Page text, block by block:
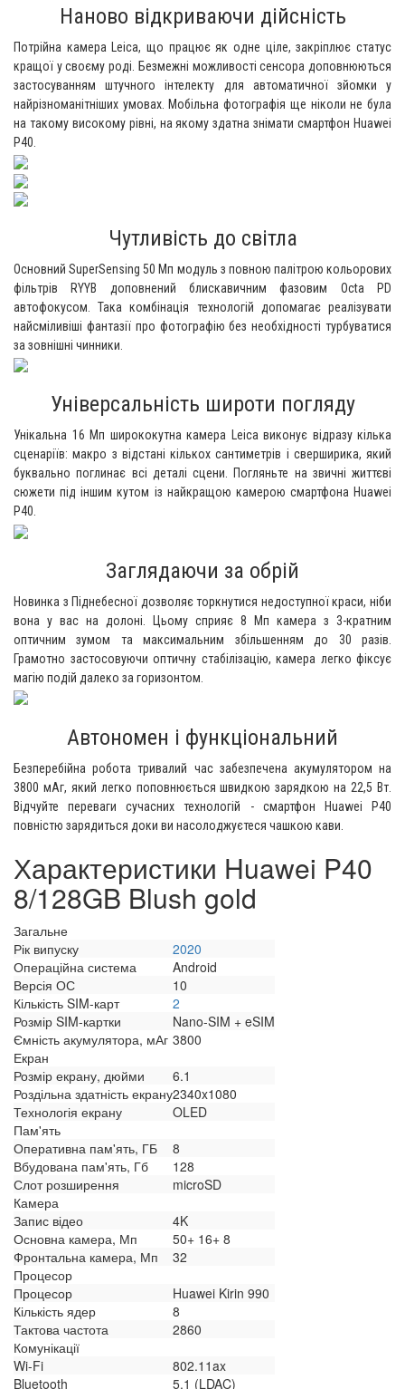
Наново відкриваючи дійсність
Потрійна камера Leica, що працює як одне ціле, закріплює статус
кращої у своєму роді. Безмежні можливості сенсора доповнюються
застосуванням штучного інтелекту для автоматичної зйомки у
найрізноманітніших умовах. Мобільна фотографія ще ніколи не була
на такому високому рівні, на якому здатна знімати смартфон Huawei
P40.
Чутливість до світла
Основний SuperSensing 50 Мп модуль з повною палітрою кольорових
фільтрів RYYB доповнений блискавичним фазовим Octa PD
автофокусом. Така комбінація технологій допомагає реалізувати
найсміливіші фантазії про фотографію без необхідності турбуватися
за зовнішні чинники.
Універсальність широти погляду
Унікальна 16 Мп ширококутна камера Leica виконує відразу кілька
сценаріїв: макро з відстані кількох сантиметрів і сверширика, який
буквально поглинає всі деталі сцени. Погляньте на звичні життєві
сюжети під іншим кутом із найкращою камерою смартфона Huawei
P40.
Заглядаючи за обрій
Новинка з Піднебесної дозволяє торкнутися недоступної краси, ніби
вона у вас на долоні. Цьому сприяє 8 Мп камера з 3-кратним
оптичним зумом та максимальним збільшенням до 30 разів.
Грамотно застосовуючи оптичну стабілізацію, камера легко фіксує
магію подій далеко за горизонтом.
Автономен і функціональний
Безперебійна робота тривалий час забезпечена акумулятором на
3800 мАг, який легко поповнюється швидкою зарядкою на 22,5 Вт.
Відчуйте переваги сучасних технологій - смартфон Huawei P40
повністю зарядиться доки ви насолоджуєтеся чашкою кави.
Характеристики Huawei P40
8/128GB Blush gold
Загальне
Рік випуску
2020
Операційна система
Android
Версія ОС
10
Кількість SIM-карт
2
Розмір SIM-картки
Nano-SIM + eSIM
Ємність акумулятора, мАг 3800
Екран
Розмір екрану, дюйми
6.1
Роздільна здатність екрану2340x1080
Технологія екрану
OLED
Пам'ять
Оперативна пам'ять, ГБ
8
Вбудована пам'ять, Гб
128
Слот розширення
microSD
Камера
Запис відео
4K
Основна камера, Мп
50+ 16+ 8
Фронтальна камера, Мп
32
Процесор
Процесор
Huawei Kirin 990
Кількість ядер
8
Тактова частота
2860
Комунікації
Wi-Fi
802.11ax
Bluetooth
5.1 (LDAC)